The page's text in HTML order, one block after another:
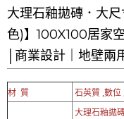
大理石釉拋磚．大
色)】100X100居家
│商業設計｜地壁
材 質 石英質 ,數位
大理石釉拋